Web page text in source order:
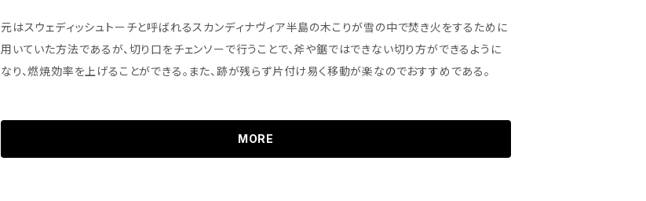
元はスウェディッシュトーチと呼ばれるスカンディナヴィア半島の木こりが雪の中で焚き火をするために
用いていた方法であるが、切り口をチェンソーで行うことで、斧や鋸ではできない切り方ができるように
なり、燃焼効率を上げることができる。また、跡が残らず片付け易く移動が楽なのでおすすめである。
MORE